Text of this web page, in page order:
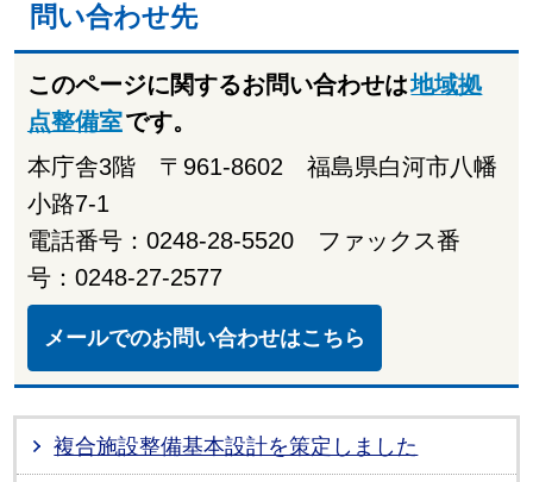
問い合わせ先
このページに関するお問い合わせは地域拠
点整備室です。
本庁舎3階 〒961-8602 福島県白河市八幡
小路7-1
電話番号：0248-28-5520 ファックス番
号：0248-27-2577
メールでのお問い合わせはこちら
複合施設整備基本設計を策定しました